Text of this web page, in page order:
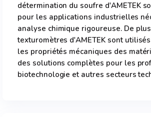
détermination du soufre d'AMETEK
pour les applications industrielles
analyse chimique rigoureuse. De
texturomètres d'AMETEK sont
les propriétés mécaniques des
des solutions complètes pour les
biotechnologie et autres secteurs